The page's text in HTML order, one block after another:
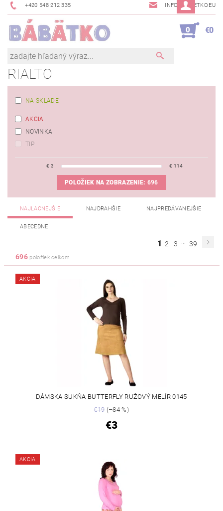
+420 548 212 335 INFO@BABETKO.EU
0 €0
RIALTO
NA SKLADE
AKCIA
NOVINKA
TIP
€ 3 € 114
POLOŽIEK NA ZOBRAZENIE: 696
NAJLACNEJŠIE NAJDRAHŠIE NAJPREDÁVANEJŠIE
ABECEDNE
1 2 3 ... 39
696položiek celkom
AKCIA
DÁMSKA SUKŇA BUTTERFLY RUŽOVÝ MELÍR 0145
€19(–84 %)
€3
AKCIA